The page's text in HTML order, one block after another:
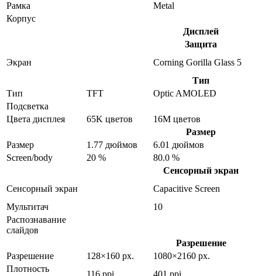
Рамка
Metal
Корпус
Дисплей
Защита
Экран
Corning Gorilla Glass 5
Тип
Тип
TFT
Optic AMOLED
Подсветка
Цвета дисплея
65K цветов
16M цветов
Размер
Размер
1.77 дюймов
6.01 дюймов
Screen/body
20 %
80.0 %
Сенсорный экран
Сенсорный экран
Capacitive Screen
Мультитач
10
Распознавание
слайдов
Разрешение
Разрешение
128×160 px.
1080×2160 px.
Плотность